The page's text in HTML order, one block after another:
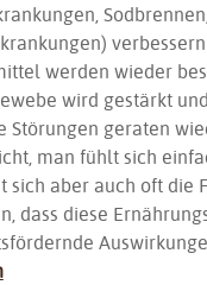
werden wieder
wird gestärkt
Störungen geraten
man fühlt sich
sich aber auch oft die
dass diese